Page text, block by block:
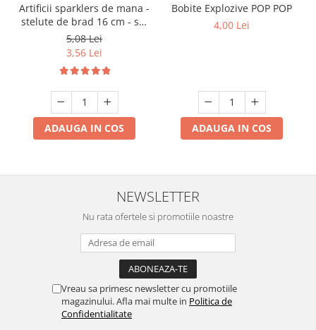
Artificii sparklers de mana -
stelute de brad 16 cm - set
10 buc
5,08 Lei
3,56 Lei
ADAUGA IN COS
Bobite Explozive POP POP
4,00 Lei
ADAUGA IN COS
NEWSLETTER
Nu rata ofertele si promotiile noastre
Vreau sa primesc newsletter cu promotiile
magazinului. Afla mai multe in Politica de
Confidentialitate